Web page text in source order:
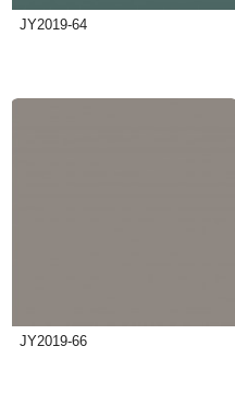
JY2019-64
JY2019-66